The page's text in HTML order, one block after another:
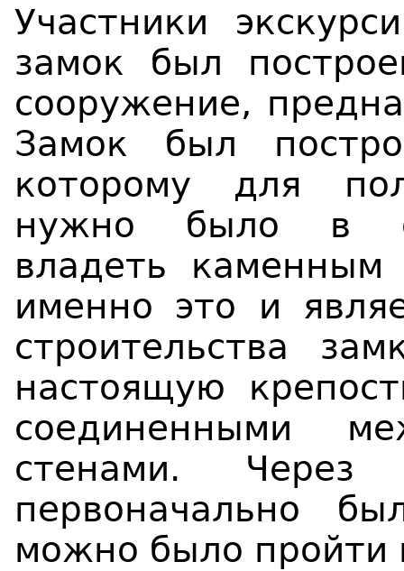
Участники
замок был
сооружение,
Замок был
которому для
нужно было в
владеть каменным
именно это и
строительства
настоящую
соединенными
стенами.
первоначально
можно было пройти